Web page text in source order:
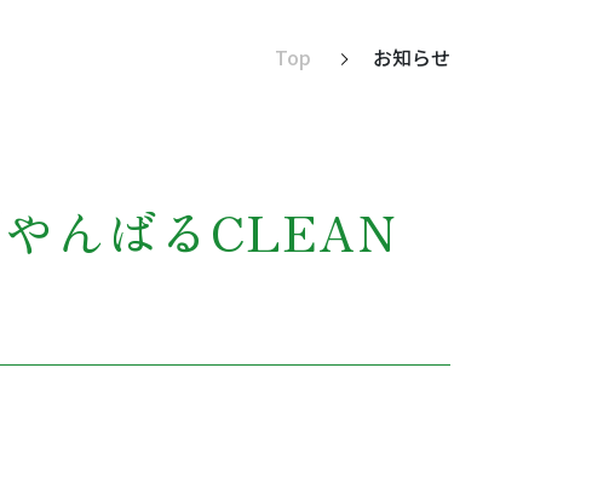
Top お知らせ
んばるCLEAN